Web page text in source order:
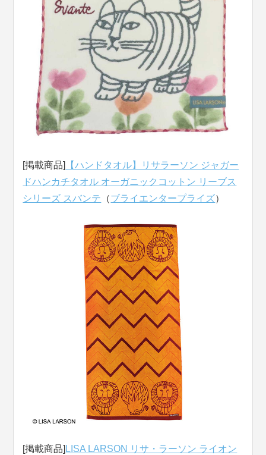
[掲載商品]
【ハンドタオル】リサラーソン ジャガー
ドハンカチタオル オーガニックコットン リーブス
シリーズ スバンテ （ブライエンタープライズ）
[掲載商品] LISA LARSON リサ・ラーソン ライオン